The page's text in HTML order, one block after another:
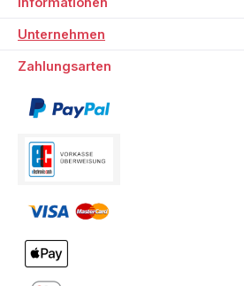
Unternehmen
Zahlungsarten